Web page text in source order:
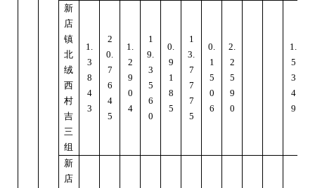
新
店
镇
北
绒
西
村
吉
三
组
1.
3
8
4
3
2
0.
7
6
4
5
1.
2
9
0
4
1
9.
3
5
6
0
0.
9
1
8
5
1
3.
7
7
7
5
0.
1
5
0
6
2.
2
5
9
0
1.
5
3
4
9
新
店